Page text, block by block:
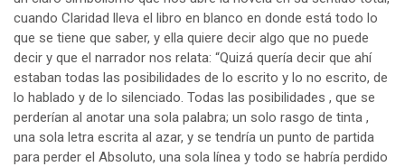
cuando Claridad lleva el libro en blanco en donde está todo lo
que se tiene que saber, y ella quiere decir algo que no puede
decir y que el narrador nos relata: “Quizá quería decir que ahí
estaban todas las posibilidades de lo escrito y lo no escrito, de
lo hablado y de lo silenciado. Todas las posibilidades , que se
perderían al anotar una sola palabra; un solo rasgo de tinta ,
una sola letra escrita al azar, y se tendría un punto de partida
para perder el Absoluto, una sola línea y todo se habría perdido